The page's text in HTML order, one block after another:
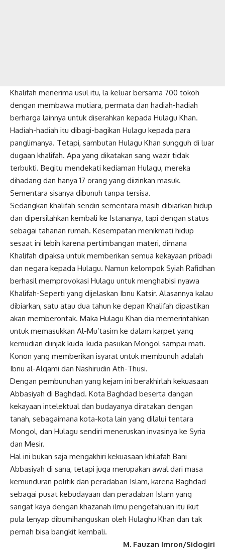
Khalifah menerima usul itu, la keluar bersama 700 tokoh
dengan membawa mutiara, permata dan hadiah-hadiah
berharga lainnya untuk diserahkan kepada Hulagu Khan.
Hadiah-hadiah itu dibagi-bagikan Hulagu kepada para
panglimanya. Tetapi, sambutan Hulagu Khan sungguh di luar
dugaan khalifah. Apa yang dikatakan sang wazir tidak
terbukti. Begitu mendekati kediaman Hulagu, mereka
dihadang dan hanya 17 orang yang diizinkan masuk.
Sementara sisanya dibunuh tanpa tersisa.
Sedangkan khalifah sendiri sementara masih dibiarkan hidup
dan dipersilahkan kembali ke Istananya, tapi dengan status
sebagai tahanan rumah. Kesempatan menikmati hidup
sesaat ini lebih karena pertimbangan materi, dimana
Khalifah dipaksa untuk memberikan semua kekayaan pribadi
dan negara kepada Hulagu. Namun kelompok Syiah Rafidhan
berhasil memprovokasi Hulagu untuk menghabisi nyawa
Khalifah-Seperti yang dijelaskan Ibnu Katsir. Alasannya kalau
dibiarkan, satu atau dua tahun ke depan Khalifah dipastikan
akan memberontak. Maka Hulagu Khan dia memerintahkan
untuk memasukkan Al-Mu’tasim ke dalam karpet yang
kemudian diinjak kuda-kuda pasukan Mongol sampai mati.
Konon yang memberikan isyarat untuk membunuh adalah
Ibnu al-Alqami dan Nashirudin Ath-Thusi.
Dengan pembunuhan yang kejam ini berakhirlah kekuasaan
Abbasiyah di Baghdad. Kota Baghdad beserta dangan
kekayaan intelektual dan budayanya diratakan dengan
tanah, sebagaimana kota-kota lain yang dilalui tentara
Mongol, dan Hulagu sendiri meneruskan invasinya ke Syria
dan Mesir.
Hal ini bukan saja mengakhiri kekuasaan khilafah Bani
Abbasiyah di sana, tetapi juga merupakan awal dari masa
kemunduran politik dan peradaban Islam, karena Baghdad
sebagai pusat kebudayaan dan peradaban Islam yang
sangat kaya dengan khazanah ilmu pengetahuan itu ikut
pula lenyap dibumihanguskan oleh Hulaghu Khan dan tak
pernah bisa bangkit kembali.
M. Fauzan Imron/Sidogiri